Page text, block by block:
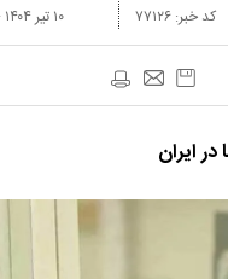
۱۰ تير ۱۴۰۴ - ۱۵:۱۲ کد خبر: ۷۷۱۲۶
ایران